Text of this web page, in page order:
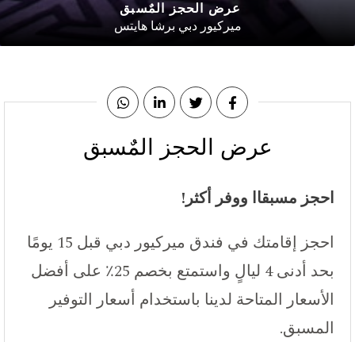
عرض الحجز المٌسبق
ميركيور دبي برشا هايتس
عرض الحجز المٌسبق
احجز مسبقاا ووفر أكثر!
احجز إقامتك في فندق ميركيور دبي قبل 15 يومًا
بحد أدنى 4 ليالٍ واستمتع بخصم 25٪ على أفضل
الأسعار المتاحة لدينا باستخدام أسعار التوفير
المسبق.